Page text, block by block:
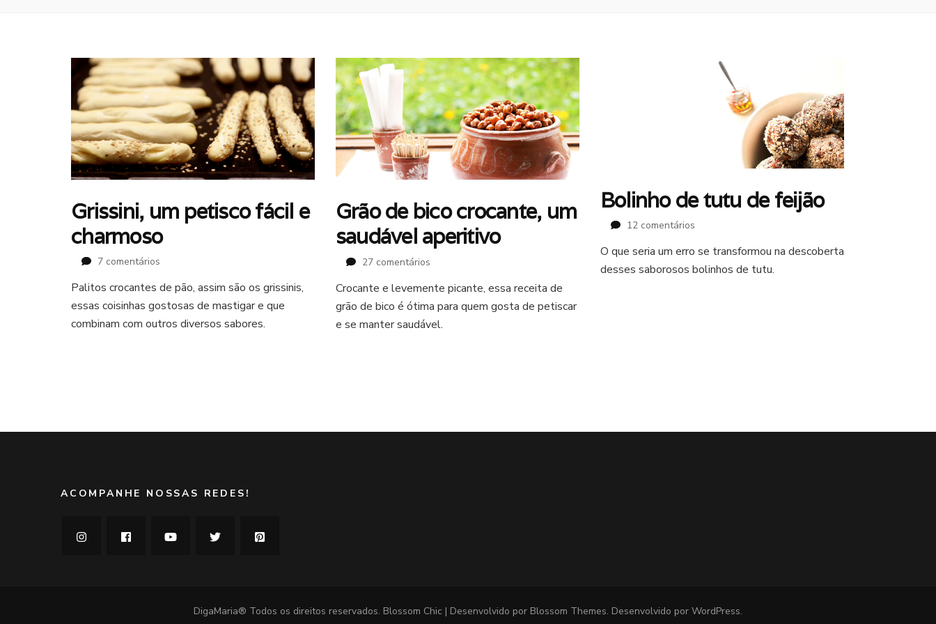
Grissini, um petisco fácil e
charmoso
7 comentários
um
petisco
fácil
Palitos crocantes de pão, assim são os grissinis,
essas coisinhas gostosas de mastigar e que
combinam com outros diversos sabores.
Grão de bico crocante, um
saudável aperitivo
27 comentáriosem
de
bico
crocante,
Crocante e levemente picante, essa receita de
grão de bico é ótima para quem gosta de petiscar
e se manter saudável.
Bolinho de tutu de feijão
12 comentáriosem
de
tutu
O que seria um erro se transformou na descoberta
desses saborosos bolinhos de tutu.
ACOMPANHE NOSSAS REDES!
DigaMaria® Todos os direitos reservados. Blossom Chic | Desenvolvido por Blossom Themes. Desenvolvido por WordPress.